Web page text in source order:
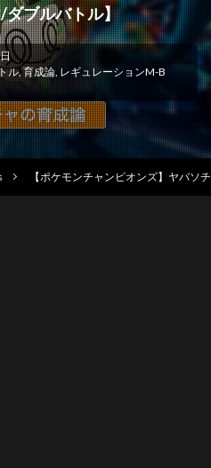
ブルバトル】
ル,育成論, レギュレーションM-B
【ポケモンチャンピオンズ】ヤバソ